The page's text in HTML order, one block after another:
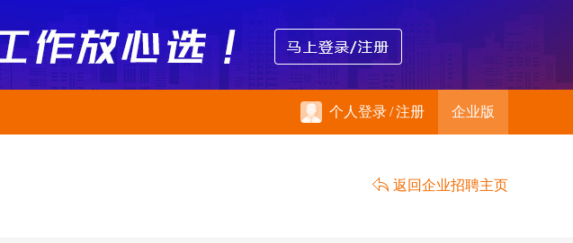
个人登录/注册 企业版
返回企业招聘主页